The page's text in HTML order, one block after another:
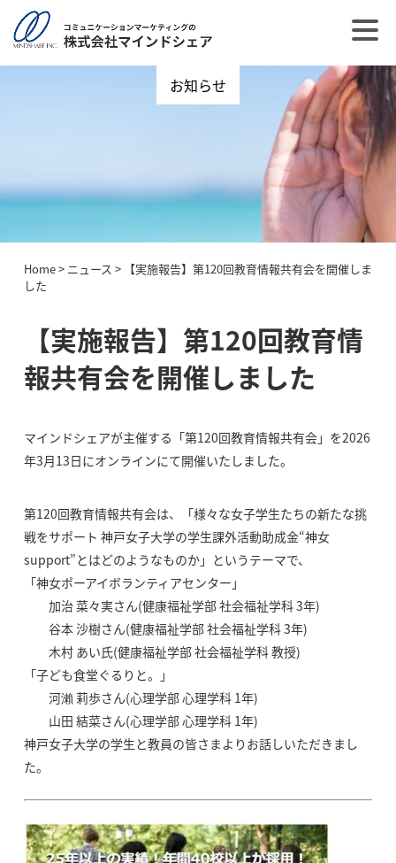
お知らせ
Home> ニュース > 【実施報告】第120回教育情報共有会を開催しま
した
【実施報告】第120回教育情
報共有会を開催しました
マインドシェアが主催する「第120回教育情報共有会」を2026
年3月13日にオンラインにて開催いたしました。
第120回教育情報共有会は、「様々な女子学生たちの新たな挑
戦をサポート 神戸女子大学の学生課外活動助成金“神女
support”とはどのようなものか」というテーマで、
「神女ポーアイボランティアセンター」
加治 菜々実さん(健康福祉学部 社会福祉学科 3年)
谷本 沙樹さん(健康福祉学部 社会福祉学科 3年)
木村 あい氏(健康福祉学部 社会福祉学科 教授)
「子ども食堂ぐるりと。」
河瀨 莉歩さん(心理学部 心理学科 1年)
山田 結菜さん(心理学部 心理学科 1年)
神戸女子大学の学生と教員の皆さまよりお話しいただきまし
た。